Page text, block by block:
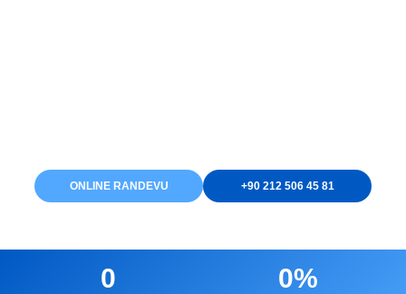
ONLINE RANDEVU +90 212 506 45 81
0 0%